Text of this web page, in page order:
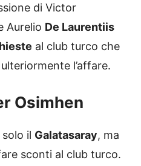
di Victor
Aurelio De Laurentiis
al club turco che
l’affare.
Osimhen
il Galatasaray, ma
sconti al club turco.